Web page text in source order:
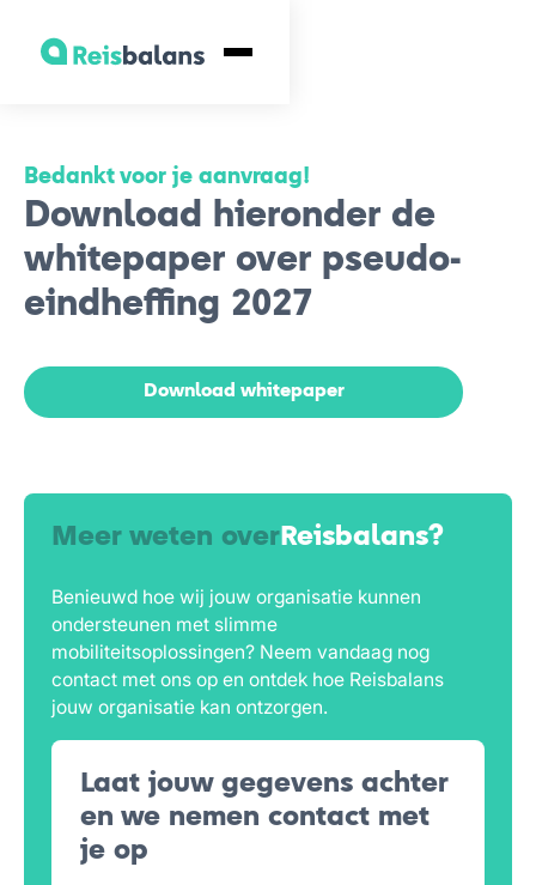
Bedankt voor je aanvraag!
Download hieronder de
whitepaper over pseudo-
eindheffing 2027
Download whitepaper
Meer weten overReisbalans?
Benieuwd hoe wij jouw organisatie kunnen
ondersteunen met slimme
mobiliteitsoplossingen? Neem vandaag nog
contact met ons op en ontdek hoe Reisbalans
jouw organisatie kan ontzorgen.
Laat jouw gegevens achter
en we nemen contact met
je op